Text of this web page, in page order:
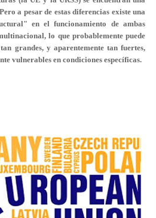
a pesar de estas diferencias existe una
en el funcionamiento de ambas
lo que probablemente puede
grandes, y aparentemente tan fuertes,
vulnerables en condiciones específicas.